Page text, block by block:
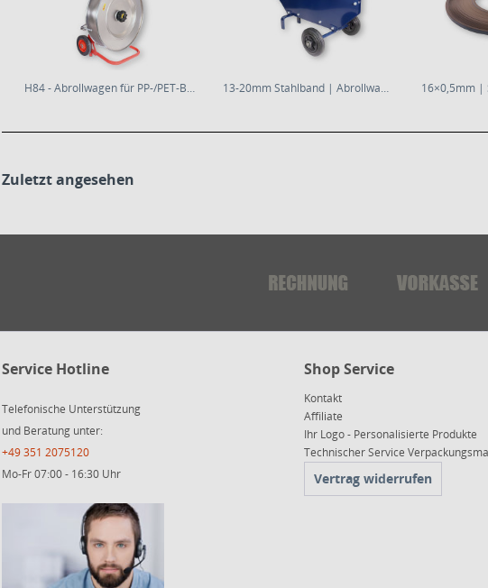
H84 - Abrollwagen für PP-/PET-Band und... 13-20mm Stahlband | Abrollwagen | fahrbar
Zuletzt angesehen
Service Hotline
Telefonische Unterstützung
und Beratung unter:
+49 351 2075120
Mo-Fr 07:00 - 16:30 Uhr
Shop Service
Kontakt
Affiliate
Ihr Logo - Personalisierte Produkte
Technischer Service
Vertrag widerrufen